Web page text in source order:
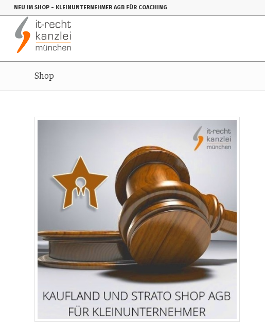
NEU IM SHOP - KLEINUNTERNEHMER AGB FÜR COACHING
Shop